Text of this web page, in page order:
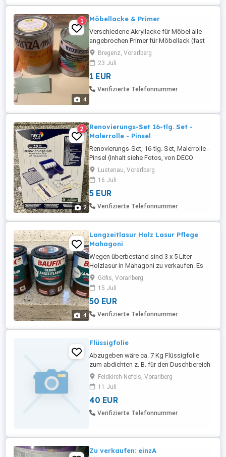
4
1 Möbellacke & Primer
Verschiedene Akryllacke für Möbel alle
angebrochen Primer für Möbellack (fast
voll) zu veschenken
Bregenz, Vorarlberg
23 Juli
1 EUR
Verifizierte Telefonnummer
2
2
Renovierungs-Set 16-tlg. Set -
Malerrolle - Pinsel
Renovierungs-Set, 16-tlg. Set, Malerrolle -
Pinsel (Inhalt siehe Fotos, von DECO
CRAFT, neu
Lustenau, Vorarlberg
16 Juli
5 EUR
Verifizierte Telefonnummer
4
Langzeitlasur Holz Lasur Pflege
Mahagoni
Wegen überbestand sind 3 x 5 Liter
Holzlasur in Mahagoni zu verkaufen. Es
werden nur alle 3 zusammen abgegeben.
Neupreis pro Kanister liegt bei ca. 27.- Nur
an Selbstabholer, KEIN Versand. Keine
Garantie oder Rücknahme .
Göfis, Vorarlberg
15 Juli
50 EUR
Verifizierte Telefonnummer
Flüssigfolie
Abzugeben wäre ca. 7 Kg Flüssigfolie
zum abdichten z. B. für den Duschbereich
und 1 L Tiefengrundierung, sowie einige
Meter Abdichtband alles von Isolbau
Feldkirch-Nofels, Vorarlberg
11 Juli
40 EUR
Verifizierte Telefonnummer
Zu verkaufen: einzA